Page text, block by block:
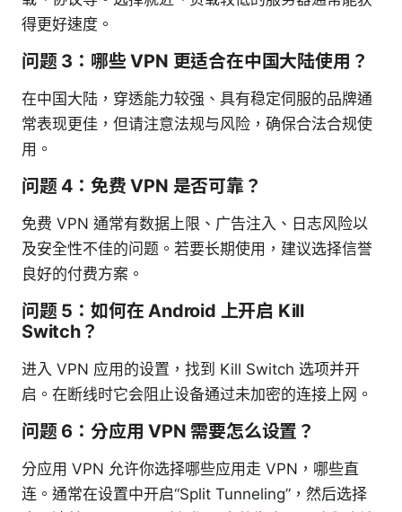
得更好速度。
问题 3：哪些 VPN 更适合在中国大陆使用？
在中国大陆，穿透能力较强、具有稳定伺服的品牌通
常表现更佳，但请注意法规与风险，确保合法合规使
用。
问题 4：免费 VPN 是否可靠？
免费 VPN 通常有数据上限、广告注入、日志风险以
及安全性不佳的问题。若要长期使用，建议选择信誉
良好的付费方案。
问题 5：如何在 Android 上开启 Kill
Switch？
进入 VPN 应用的设置，找到 Kill Switch 选项并开
启。在断线时它会阻止设备通过未加密的连接上网。
问题 6：分应用 VPN 需要怎么设置？
分应用 VPN 允许你选择哪些应用走 VPN，哪些直
连。通常在设置中开启“Split Tunneling”，然后选择